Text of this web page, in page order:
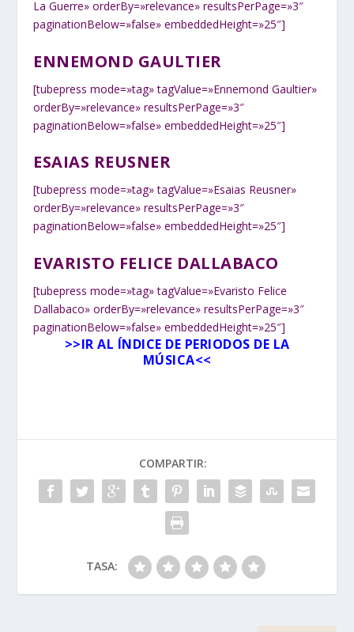
La Guerre» orderBy=»relevance» resultsPerPage=»3″
paginationBelow=»false» embeddedHeight=»25″]
ENNEMOND GAULTIER
[tubepress mode=»tag» tagValue=»Ennemond Gaultier»
orderBy=»relevance» resultsPerPage=»3″
paginationBelow=»false» embeddedHeight=»25″]
ESAIAS REUSNER
[tubepress mode=»tag» tagValue=»Esaias Reusner»
orderBy=»relevance» resultsPerPage=»3″
paginationBelow=»false» embeddedHeight=»25″]
EVARISTO FELICE DALLABACO
[tubepress mode=»tag» tagValue=»Evaristo Felice
Dallabaco» orderBy=»relevance» resultsPerPage=»3″
paginationBelow=»false» embeddedHeight=»25″]
>>IR AL ÍNDICE DE PERIODOS DE LA
MÚSICA<<
COMPARTIR:
TASA: